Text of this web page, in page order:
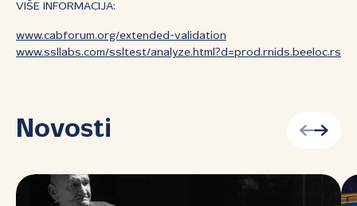
VIŠE INFORMACIJA:
www.cabforum.org/extended-validation
www.ssllabs.com/ssltest/analyze.html?d=prod.rnids.beeloc.rs
Novosti